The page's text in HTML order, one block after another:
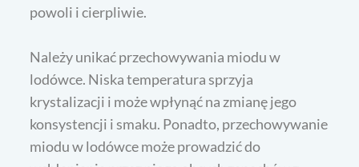
powoli i cierpliwie.
Należy unikać przechowywania miodu w
lodówce. Niska temperatura sprzyja
krystalizacji i może wpłynąć na zmianę jego
konsystencji i smaku. Ponadto, przechowywanie
miodu w lodówce może prowadzić do